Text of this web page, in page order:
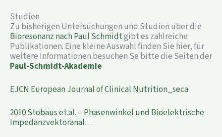
Studien
Zu bisherigen Untersuchungen und Studien über die
Bioresonanz nach Paul Schmidtgibt es zahlreiche
Publikationen. Eine kleine Auswahl finden Sie hier, für
weitere Informationen besuchen Se bitte die Seiten der
Paul-Schmidt-Akademie
EJCN European Journal of Clinical Nutrition_seca
2010 Stobäus et.al. – Phasenwinkel und Bioelektrische
Impedanzvektoranal…